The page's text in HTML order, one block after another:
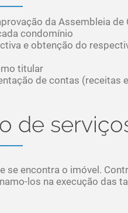
da Assembleia de
condomínio
e obtenção do
titular
de contas (receitas
de
encontra o imóvel.
los na execução das